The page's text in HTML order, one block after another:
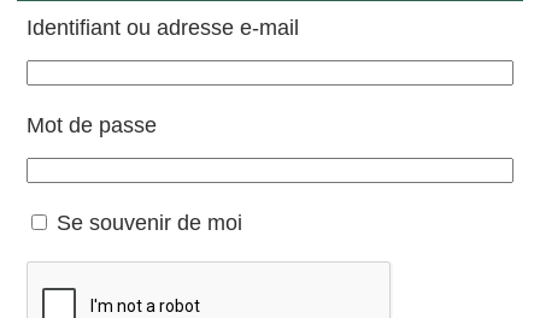
Identifiant ou adresse e-mail
Mot de passe
Se souvenir de moi